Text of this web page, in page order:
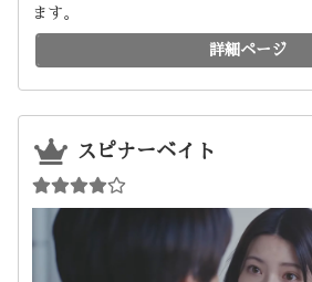
ます。
詳細ページ
スピナーベイト